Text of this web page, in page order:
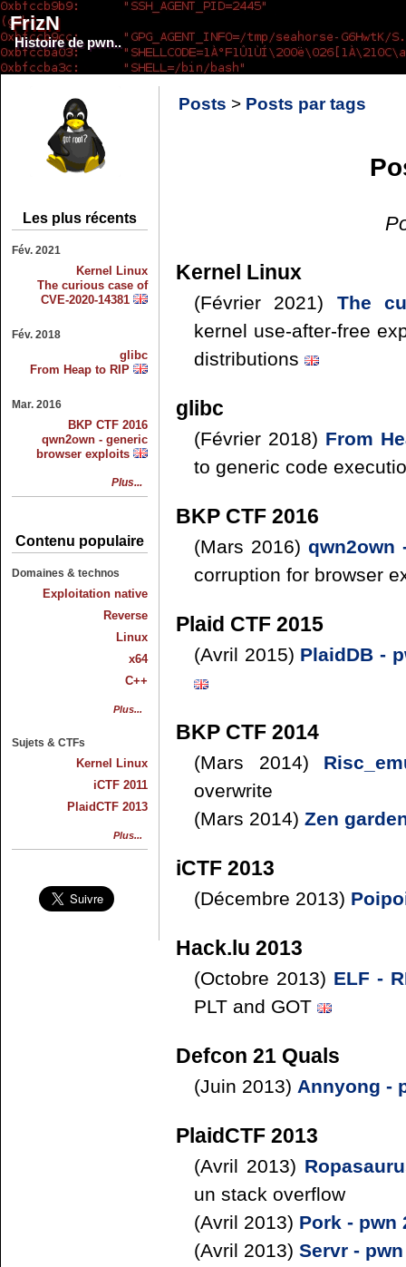
FrizN
Histoire de pwn..
Posts > Posts par tags
Kernel Linux
(Février 2021) The
kernel use-after-free
distributions
glibc
(Février 2018) From
to generic code
BKP CTF 2016
(Mars 2016) qwn2own
corruption for browser
Plaid CTF 2015
(Avril 2015) PlaidDB -
BKP CTF 2014
(Mars 2014)
overwrite
(Mars 2014) Zen
iCTF 2013
(Décembre 2013)
Hack.lu 2013
(Octobre 2013) ELF -
PLT and GOT
Defcon 21 Quals
(Juin 2013) Annyong -
PlaidCTF 2013
(Avril 2013)
un stack overflow
(Avril 2013) Pork - pwn
(Avril 2013) Servr -
Les plus récents
Fév. 2021
Kernel Linux
The curious case of
CVE-2020-14381
Fév. 2018
glibc
From Heap to RIP
Mar. 2016
BKP CTF 2016
qwn2own - generic
browser exploits
Plus...
Contenu populaire
Domaines & technos
Exploitation native
Reverse
Linux
x64
C++
Plus...
Sujets & CTFs
Kernel Linux
iCTF 2011
PlaidCTF 2013
Plus...